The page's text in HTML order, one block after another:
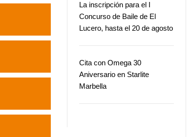
La inscripción para el I
Concurso de Baile de El
Lucero, hasta el 20 de agosto
Cita con Omega 30
Aniversario en Starlite
Marbella